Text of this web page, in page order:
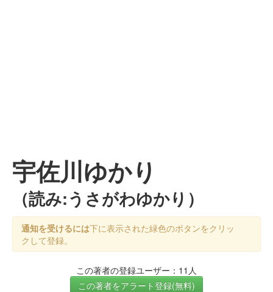
宇佐川ゆかり
（読み:うさがわゆかり）
通知を受けるには下に表示された緑色のボタンをクリッ
クして登録。
この著者の登録ユーザー：11人
この著者をアラート登録(無料)